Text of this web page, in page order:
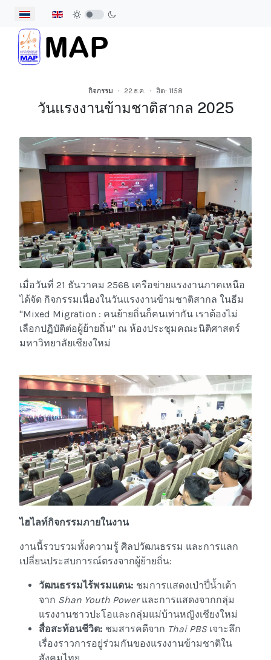
เลือกภาษาของคุณ
กิจกรรม 22.ธ.ค. ฮิต: 1158
วันแรงงานข้ามชาติสากล 2025
เมื่อวันที่ 21 ธันวาคม 2568 เครือข่ายแรงงานภาคเหนือ
ได้จัด กิจกรรมเนื่องในวันแรงงานข้ามชาติสากล ในธีม
"Mixed Migration : คนย้ายถิ่นก็ฅนเท่ากัน เราต้องไม่
เลือกปฏิบัติต่อผู้ย้ายถิ่น" ณ ห้องประชุมคณะนิติศาสตร์
มหาวิทยาลัยเชียงใหม่
ไฮไลท์กิจกรรมภายในงาน
งานนี้รวบรวมทั้งความรู้ ศิลปวัฒนธรรม และการแลก
เปลี่ยนประสบการณ์ตรงจากผู้ย้ายถิ่น:
วัฒนธรรมไร้พรมแดน: ชมการแสดงเป่าปี่น้ำเต้า
จาก Shan Youth Powerและการแสดงจากกลุ่ม
แรงงานชาวปะโอและกลุ่มแม่บ้านหญิงเชียงใหม่
สื่อสะท้อนชีวิต: ชมสารคดีจาก Thai PBS เจาะลึก
เรื่องราวการอยู่ร่วมกันของแรงงานข้ามชาติใน